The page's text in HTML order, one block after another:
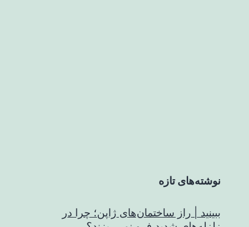
نوشته‌های تازه
ببینید | راز ساختمان‌های ژاپن؛ چرا در